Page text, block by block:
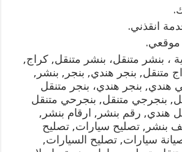
انقذني.
، بنشر متنقل، بنشر متنقل, كراج,
متنقل, بنجر هندي, بنجر, بنشر,
هندي, بنجر هندي، بنجر متنقل
بنجرجي متنقل, بنجرحي متنقل
هندي, رقم بنشر, ارقام بنشر,
بنشر, تصليح سيارات, تصليح
سيارات, تصليح السيارات,